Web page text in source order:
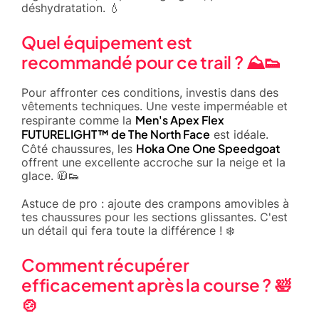
déshydratation. 💧
Quel équipement est
recommandé pour ce trail ? ⛰️👟
Pour affronter ces conditions, investis dans des
vêtements techniques. Une veste imperméable et
respirante comme la Men's Apex Flex
FUTURELIGHT™ de The North Face est idéale.
Côté chaussures, les Hoka One One Speedgoat
offrent une excellente accroche sur la neige et la
glace. 🧥👟
Astuce de pro : ajoute des crampons amovibles à
tes chaussures pour les sections glissantes. C'est
un détail qui fera toute la différence ! ❄️
Comment récupérer
efficacement après la course ? 🛀
🍲